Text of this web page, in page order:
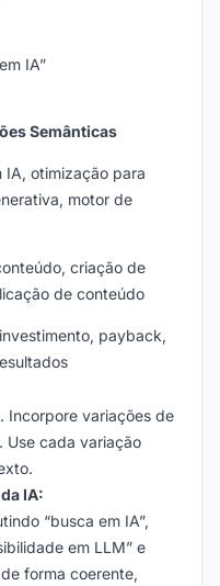
IA”
Semânticas
IA, otimização para
motor de
criação de
de conteúdo
payback,
Incorpore variações de
Use cada variação
IA:
“busca em IA”,
em LLM” e
forma coerente,